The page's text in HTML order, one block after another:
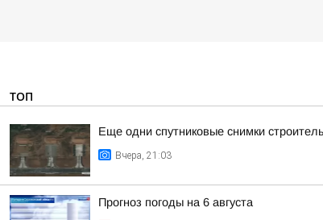
ТОП
Еще одни спутниковые снимки
Вчера, 21:03
Прогноз погоды на 6 августа